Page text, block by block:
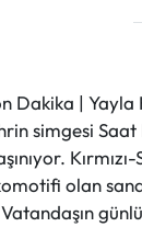
| Yayla
simgesi
olan